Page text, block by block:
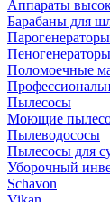
Аппараты
Барабаны для
Парогенераторы
Пеногенераторы
Поломоечные
Пылесосы
Моющие
Пылеводососы
Пылесосы для
Уборочный
Schavon